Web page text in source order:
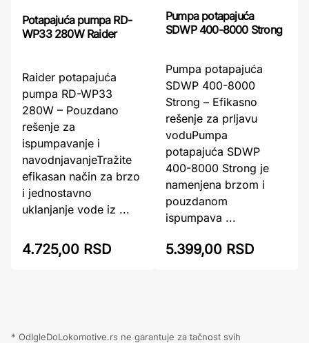
Potapajuća pumpa RD-
WP33 280W Raider
Raider potapajuća
pumpa RD-WP33
280W – Pouzdano
rešenje za
ispumpavanje i
navodnjavanjeTražite
efikasan način za brzo
i jednostavno
uklanjanje vode iz ...
4.725,00 RSD
Pumpa potapajuća
SDWP 400-8000 Strong
Pumpa potapajuća
SDWP 400-8000
Strong – Efikasno
rešenje za prljavu
voduPumpa
potapajuća SDWP
400-8000 Strong je
namenjena brzom i
pouzdanom
ispumpava ...
5.399,00 RSD
* OdIgleDoLokomotive.rs ne garantuje za tačnost svih